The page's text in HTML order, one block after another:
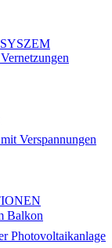
Verspannungen
Balkon
Photovoltaikanlage